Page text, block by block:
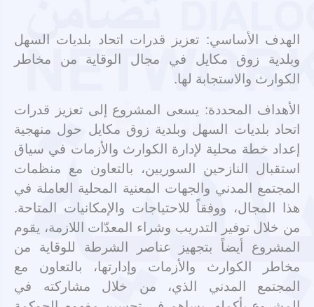
الهدف الأساسي: تعزيز قدرات اتحاد بلديات السهل
وبلدية زوق مكايل في مجال الوقاية من مخاطر
الكوارث والاستجابة لها.
الأهداف المحددة: يسعى المشروع إلى تعزيز قدرات
اتحاد بلديات السهل وبلدية زوق مكايل حول منهجية
إعداد خطة محلية لإدارة الكوارث والأزمات في سياق
استقبال النازحين السوريين، بالتعاون مع منظمات
المجتمع المدني والجهات المعنية المحلية العاملة في
هذا المجال، ووفقاً للاحتياجات والإمكانيات المتاحة.
من خلال توفير التدريب وشراء المعدّات اللازمة، يقوم
المشروع أيضاً بتجهيز عناصر الشرطة للوقاية من
مخاطر الكوارث والأزمات وإدارتها، بالتعاون مع
المجتمع المدني الذي، من خلال مشاركته في